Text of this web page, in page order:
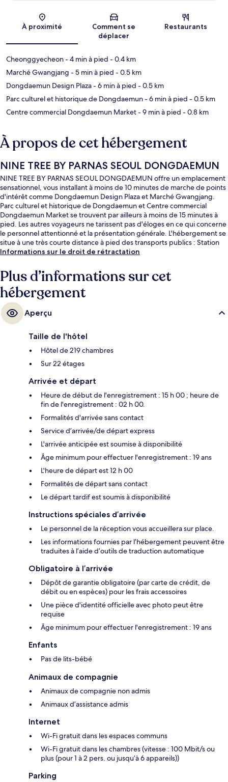
Carte
À proximité
Comment se
déplacer
Restaurants
Cheonggyecheon- 4 min à pied - 0.4 km
Marché Gwangjang - 5 min à pied - 0.5 km
Dongdaemun Design Plaza- 6 min à pied - 0.5 km
Parc culturel et historique de Dongdaemun- 6 min à pied - 0.5 km
Centre commercial Dongdaemun Market- 9 min à pied - 0.8 km
À propos de cet hébergement
NINE TREE BY PARNAS SEOUL DONGDAEMUN
NINE TREE BY PARNAS SEOUL DONGDAEMUN offre un emplacement
sensationnel, vous installant à moins de 10 minutes de marche de points
d'intérêt comme Dongdaemun Design Plaza et Marché Gwangjang.
Parc culturel et historique de Dongdaemun et Centre commercial
Dongdaemun Market se trouvent par ailleurs à moins de 15 minutes à
pied. Les autres voyageurs ne tarissent pas d'éloges en ce qui concerne
le personnel attentionné et la présentation générale. L'hébergement se
situe à une très courte distance à pied des transports publics : Station
Dongdaemun History and Culture Park se trouve à 5 min et Station
Informations sur le droit de rétractation
Plus d’informations sur cet
hébergement
Aperçu
Taille de l'hôtel
Hôtel de 219 chambres
Sur 22 étages
Arrivée et départ
Heure de début de l'enregistrement : 15 h 00 ; heure de
fin de l'enregistrement : 02 h 00.
Formalités d'arrivée sans contact
Service d’arrivée/de départ express
L'arrivée anticipée est soumise à disponibilité
Âge minimum pour effectuer l'enregistrement : 19 ans
L'heure de départ est 12 h 00
Formalités de départ sans contact
Le départ tardif est soumis à disponibilité
Instructions spéciales d’arrivée
Le personnel de la réception vous accueillera sur place.
Les informations fournies par l’hébergement peuvent être
traduites à l’aide d’outils de traduction automatique
Obligatoire à l’arrivée
Dépôt de garantie obligatoire (par carte de crédit, de
débit ou en espèces) pour les frais accessoires
Une pièce d'identité officielle avec photo peut être
requise
Âge minimum pour effectuer l'enregistrement : 19 ans
Enfants
Pas de lits-bébé
Animaux de compagnie
Animaux de compagnie non admis
Animaux d’assistance admis
Internet
Wi-Fi gratuit dans les espaces communs
Wi-Fi gratuit dans les chambres (vitesse : 100 Mbit/s ou
plus (pour 1 à 2 pers. ou jusqu’à 6 appareils))
Parking